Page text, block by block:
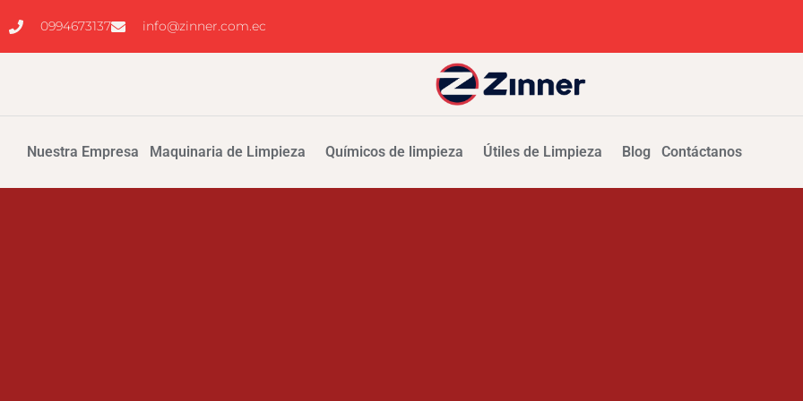
0994673137 info@zinner.com.ec
Nuestra Empresa Maquinaria de Limpieza Químicos de limpieza Útiles de Limpieza Blog Contáctanos